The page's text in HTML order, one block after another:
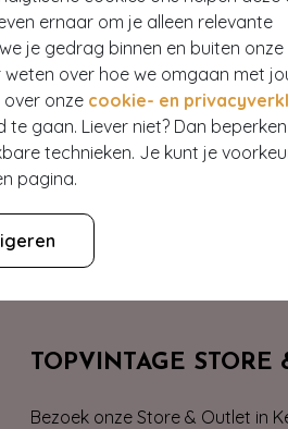
ernaar om je alleen relevante
je gedrag binnen en buiten onze
over hoe we omgaan met
over onze cookie- en
gaan. Liever niet? Dan
technieken. Je kunt je
pagina.
vragen of neem contact op
TOPVINTAGE STORE
Bezoek onze Store & Outlet in